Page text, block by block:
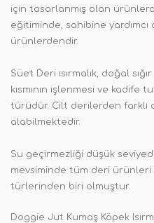
için tasarlanmış olan
eğitiminde, sahibine yardımcı
ürünlerdendir.
Süet Deri ısırmalık, doğal
kısmının işlenmesi ve kadife
türüdür. Cilt derilerden farklı
alabilmektedir.
Su geçirmezliği düşük
mevsiminde tüm deri
türlerinden biri olmuştur.
Doggie Jut Kumaş Köpek